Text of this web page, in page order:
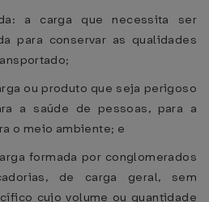
a carga que necessita ser
para conservar as qualidades
ou produto que seja perigoso
a saúde de pessoas, para a
o meio ambiente; e
formada por conglomerados
de carga geral, sem
cujo volume ou quantidade